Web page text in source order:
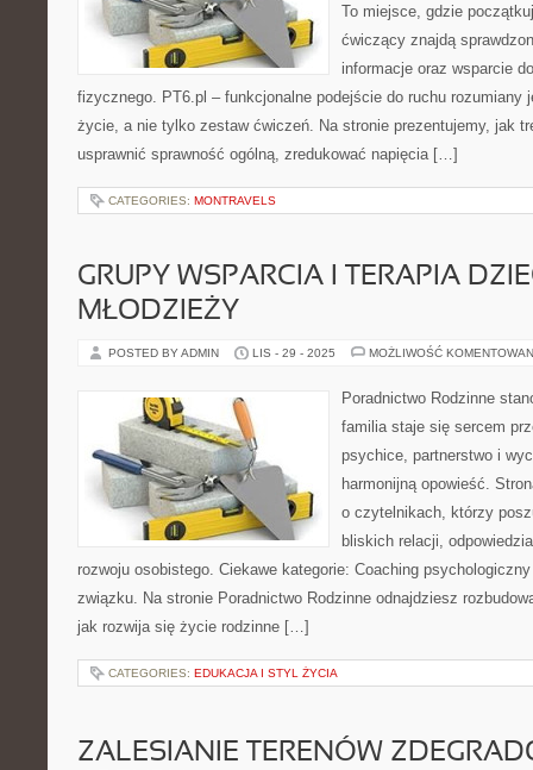
To miejsce, gdzie
ćwiczący znajdą
informacje oraz wsparcie
fizycznego. PT6.pl – funkcjonalne podejście do ruchu rozumiany
życie, a nie tylko zestaw ćwiczeń. Na stronie prezentujemy, jak
usprawnić sprawność ogólną, zredukować napięcia […]
CATEGORIES: MONTRAVELS
GRUPY WSPARCIA I TERAPIA
MŁODZIEŻY
POSTED BY ADMIN LIS - 29 - 2025 MOŻLIWOŚĆ
Poradnictwo Rodzinne
familia staje się sercem
psychice, partnerstwo i
harmonijną opowieść.
o czytelnikach, którzy
bliskich relacji,
rozwoju osobistego. Ciekawe kategorie: Coaching
związku. Na stronie Poradnictwo Rodzinne odnajdziesz
jak rozwija się życie rodzinne […]
CATEGORIES: EDUKACJA I STYL ŻYCIA
ZALESIANIE TERENÓW